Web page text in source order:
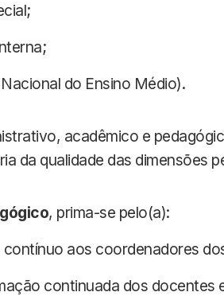
do Ensino Médio).
acadêmico e
da qualidade das dimensões
, prima-se pelo(a):
aos coordenadores
continuada dos docentes